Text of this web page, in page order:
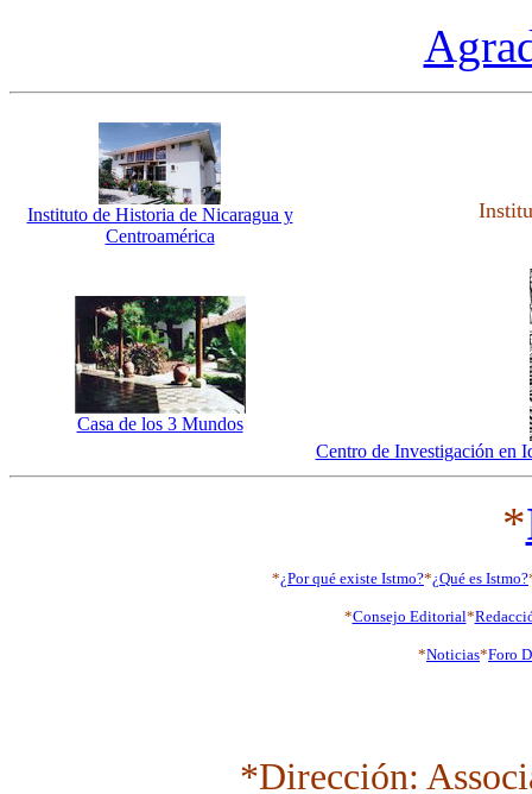
Instituto de Historia de Nicaragua y
Centroamérica
Casa de los 3 Mundos
Centro de Investigación en
*
*¿Por qué existe Istmo?*¿Qué es Istmo?
*Consejo Editorial*
*Noticias*Foro
*Dirección: